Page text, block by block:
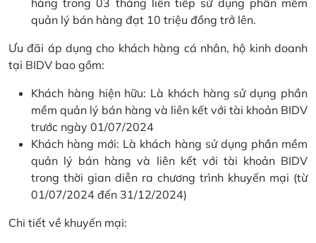
hàng trong 03 tháng liên tiếp sử dụng phần mềm
quản lý bán hàng đạt 10 triệu đồng trở lên.
Ưu đãi áp dụng cho khách hàng cá nhân, hộ kinh doanh
tại BIDV bao gồm:
Khách hàng hiện hữu: Là khách hàng sử dụng phần
mềm quản lý bán hàng và liên kết với tài khoản BIDV
trước ngày 01/07/2024
Khách hàng mới: Là khách hàng sử dụng phần mềm
quản lý bán hàng và liên kết với tài khoản BIDV
trong thời gian diễn ra chương trình khuyến mại (từ
01/07/2024 đến 31/12/2024)
Chi tiết về khuyến mại: